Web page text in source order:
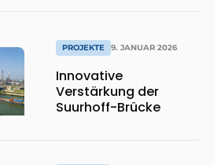
PROJEKTE 9. JANUAR 2026
Innovative
Verstärkung der
Suurhoff-Brücke